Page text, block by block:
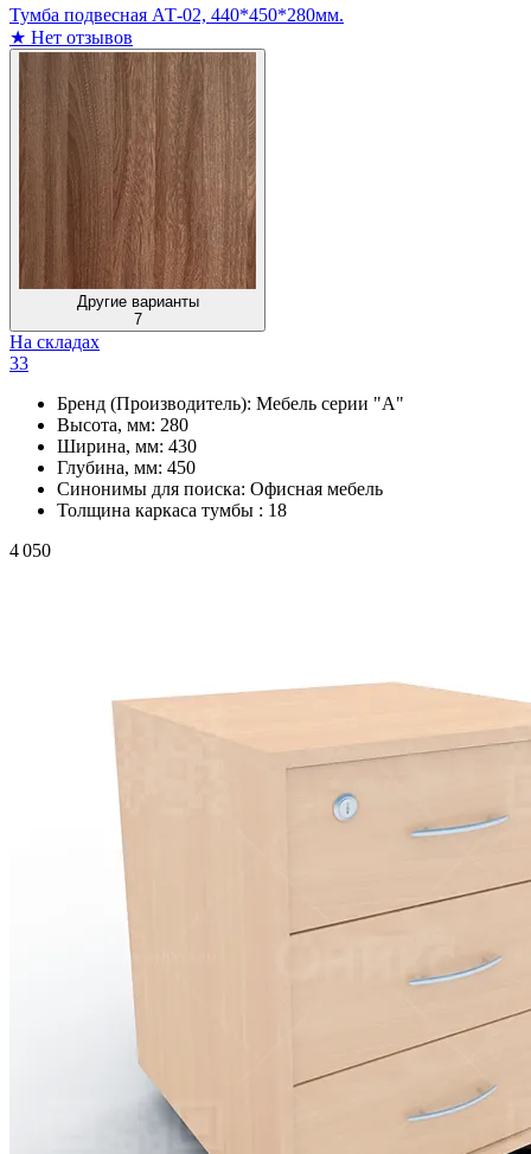
Тумба подвесная АТ-02, 440*450*280мм.
★ Нет отзывов
Другие варианты
7
На складах
33
Бренд (Производитель): Мебель серии "А"
Высота, мм: 280
Ширина, мм: 430
Глубина, мм: 450
Синонимы для поиска: Офисная мебель
Толщина каркаса тумбы : 18
4 050